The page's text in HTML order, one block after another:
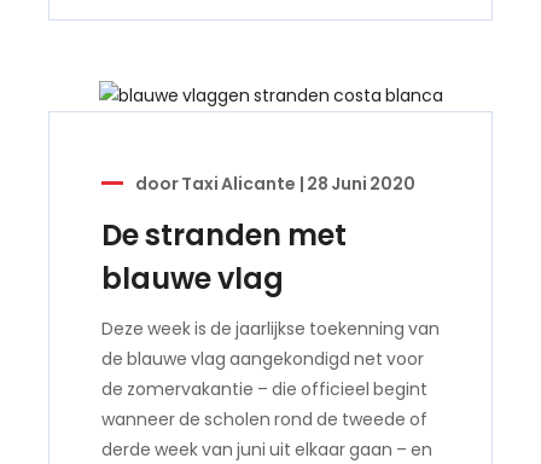
doorTaxi Alicante | 28 Juni 2020
De stranden met
blauwe vlag
Deze week is de jaarlijkse toekenning van
de blauwe vlag aangekondigd net voor
de zomervakantie – die officieel begint
wanneer de scholen rond de tweede of
derde week van juni uit elkaar gaan – en